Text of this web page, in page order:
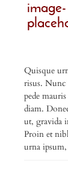
Quisque
risus.
pede
diam.
ut, gravida
Proin et
urna